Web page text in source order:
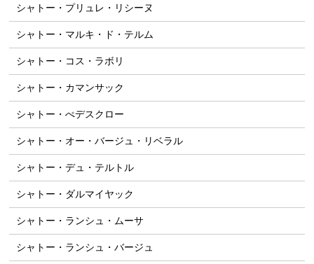
シャトー・プリュレ・リシーヌ
シャトー・マルキ・ド・テルム
シャトー・コス・ラボリ
シャトー・カマンサック
シャトー・ぺデスクロー
シャトー・オー・バージュ・リベラル
シャトー・デュ・テルトル
シャトー・ダルマイヤック
シャトー・ランシュ・ムーサ
シャトー・ランシュ・バージュ